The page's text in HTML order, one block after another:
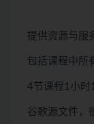
提供资源与服
包括课程中所
4节课程1小时
谷歌源文件，